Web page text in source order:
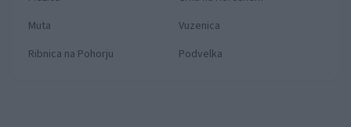
Muta
Vuzenica
Ribnica na Pohorju
Podvelka